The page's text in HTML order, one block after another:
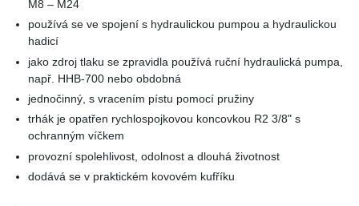
M8 – M24
používá se ve spojení s hydraulickou pumpou a hydraulickou
hadicí
jako zdroj tlaku se zpravidla používá ruční hydraulická pumpa,
např. HHB-700 nebo obdobná
jednočinný, s vracením pístu pomocí pružiny
trhák je opatřen rychlospojkovou koncovkou R2 3/8" s
ochranným víčkem
provozní spolehlivost, odolnost a dlouhá životnost
dodává se v praktickém kovovém kufříku